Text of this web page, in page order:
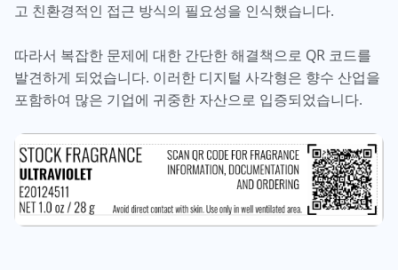
고 친환경적인 접근 방식의 필요성을 인식했습니다.
따라서 복잡한 문제에 대한 간단한 해결책으로 QR 코드를
발견하게 되었습니다. 이러한 디지털 사각형은 향수 산업을
포함하여 많은 기업에 귀중한 자산으로 입증되었습니다.